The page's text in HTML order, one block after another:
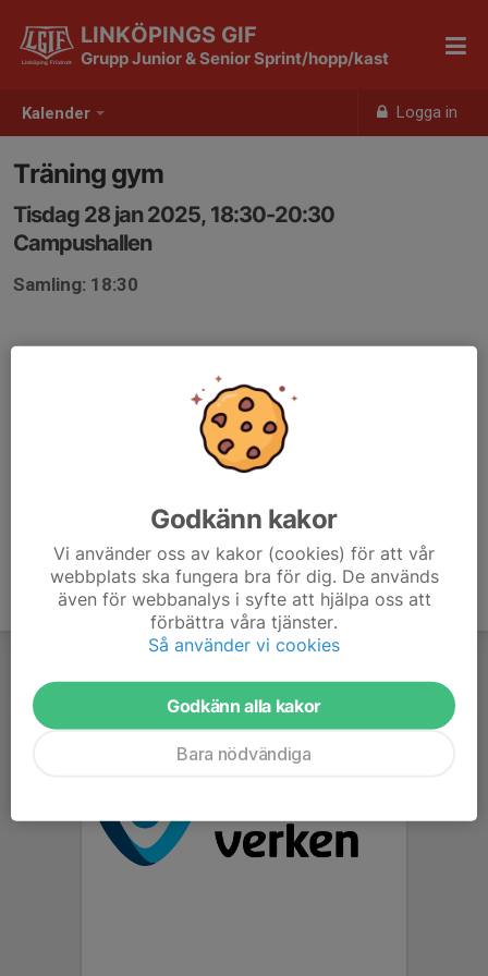
Kalender Logga in
LINKÖPINGS GIF
Grupp Junior & Senior Sprint/hopp/kast
Träning gym
Tisdag 28 jan 2025, 18:30-20:30
Campushallen
Samling: 18:30
Godkänn kakor
Vi använder oss av kakor (cookies) för att vår
webbplats ska fungera bra för dig. De används
även för webbanalys i syfte att hjälpa oss att
förbättra våra tjänster.
Så använder vi cookies
Godkänn alla kakor
Bara nödvändiga